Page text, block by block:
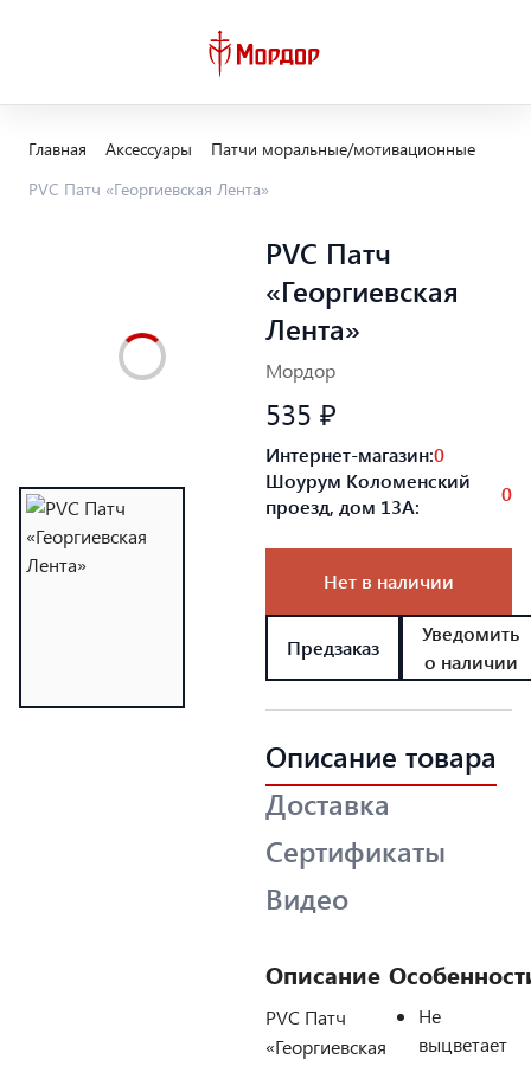
Главная Аксессуары
Патчи моральные/мотивационные
PVC Патч «Георгиевская Лента»
PVC Патч
«Георгиевская
Лента»
Мордор
535 ₽
Интернет-магазин:0
Шоурум Коломенский
проезд, дом 13А:
0
Нет в наличии
Предзаказ
Уведомить
о наличии
Описание товара
Доставка
Сертификаты
Видео
Описание
PVC Патч
«Георгиевская
Не
выцветает